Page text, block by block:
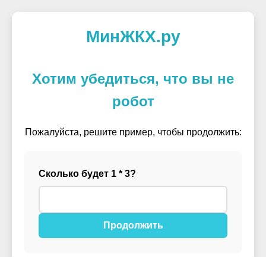
МинЖКХ.ру
Хотим убедиться, что вы не
робот
Пожалуйста, решите пример, чтобы продолжить:
Сколько будет 1 * 3?
Продолжить